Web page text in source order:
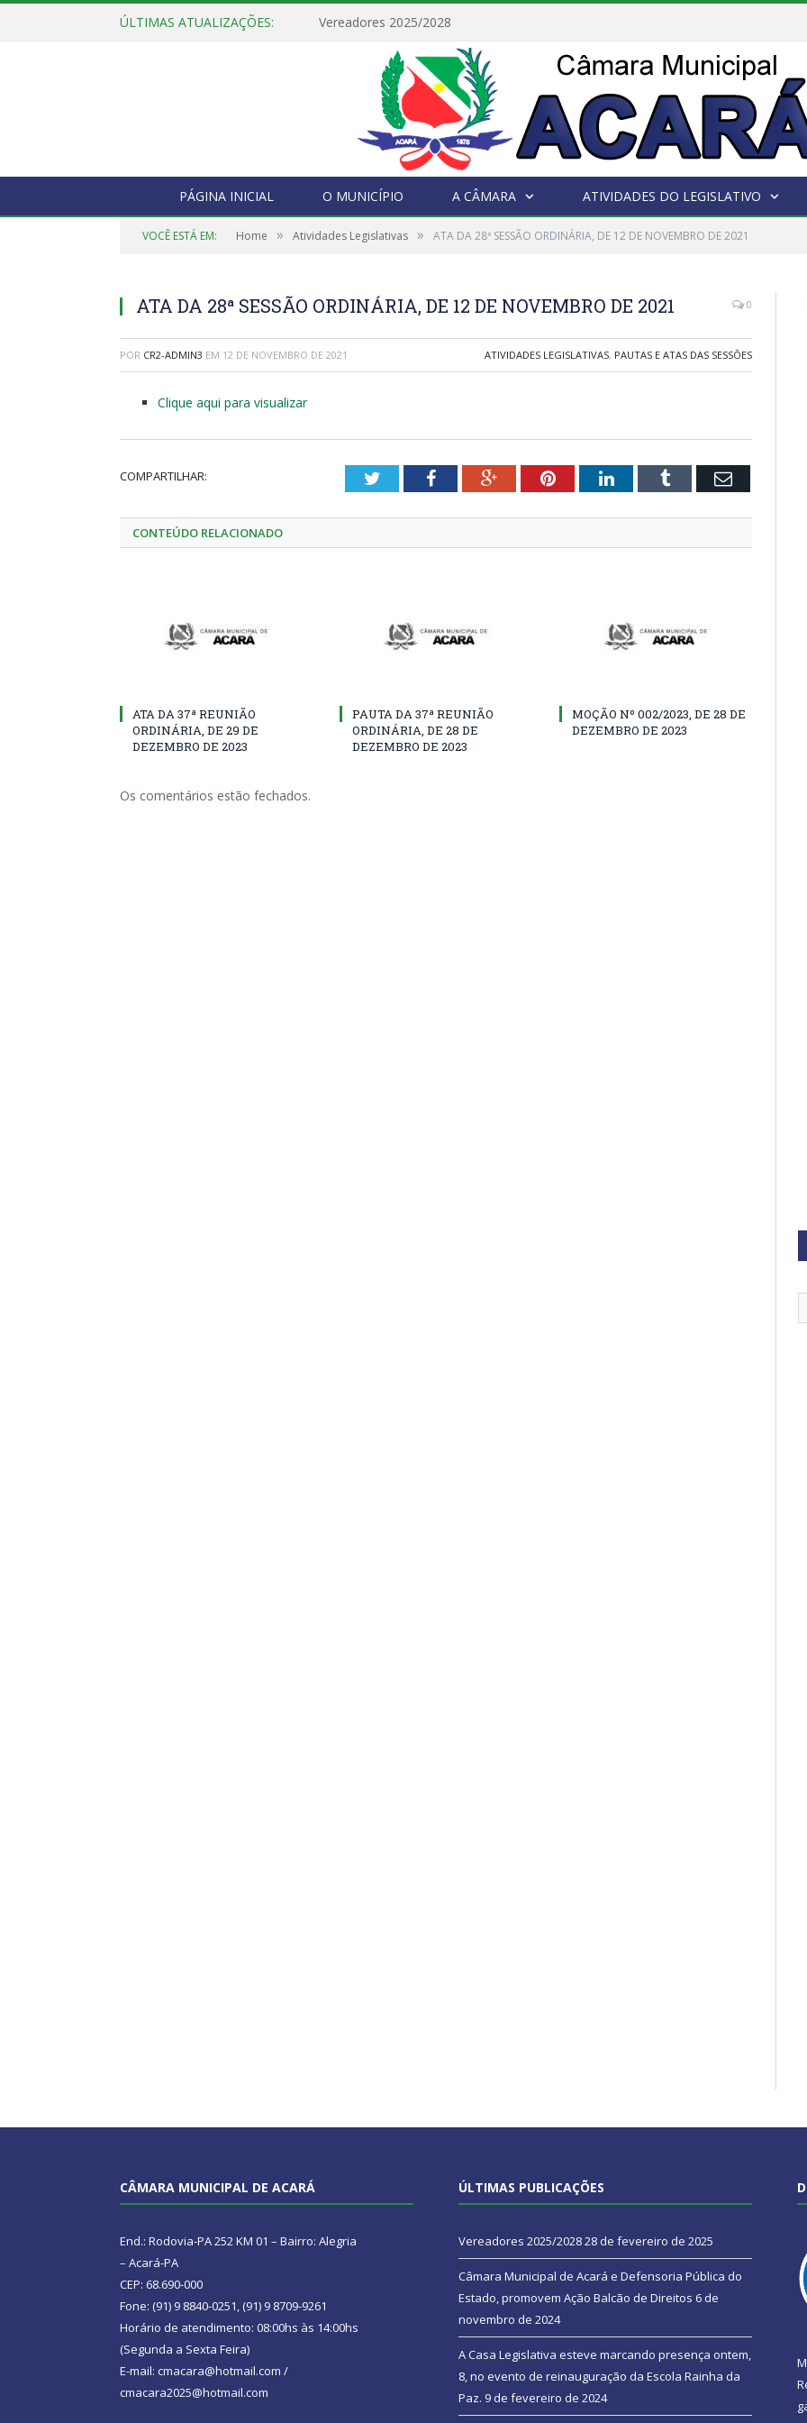
ÚLTIMAS ATUALIZAÇÕES: Vereadores 2025/2028
PÁGINA INICIAL O MUNICÍPIO A CÂMARA ATIVIDADES DO LEGISLATIVO
VOCÊ ESTÁ EM: Home » Atividades Legislativas » ATA DA 28ª SESSÃO ORDINÁRIA, DE 12 DE NOVEMBRO DE 2021
ATA DA 28ª SESSÃO ORDINÁRIA, DE 12 DE NOVEMBRO DE 2021 0
POR CR2-ADMIN3 EM 12 DE NOVEMBRO DE 2021 ATIVIDADES LEGISLATIVAS, PAUTAS E ATAS DAS SESSÕES
Clique aqui para visualizar
COMPARTILHAR: TwitterFacebookGoogle+PinterestLinkedInTumblr Email
CONTEÚDO RELACIONADO
ATA DA 37ª REUNIÃO
ORDINÁRIA, DE 29 DE
DEZEMBRO DE 2023
PAUTA DA 37ª REUNIÃO
ORDINÁRIA, DE 28 DE
DEZEMBRO DE 2023
MOÇÃO Nº 002/2023, DE 28 DE
DEZEMBRO DE 2023
Os comentários estão fechados.
CÂMARA MUNICIPAL DE ACARÁ
End.: Rodovia-PA 252 KM 01 – Bairro: Alegria
– Acará-PA
CEP: 68.690-000
Fone: (91) 9 8840-0251, (91) 9 8709-9261
Horário de atendimento: 08:00hs às 14:00hs
(Segunda a Sexta Feira)
E-mail: cmacara@hotmail.com /
cmacara2025@hotmail.com
ÚLTIMAS PUBLICAÇÕES
Vereadores 2025/202828 de fevereiro de 2025
Câmara Municipal de Acará e Defensoria Pública do
Estado, promovem Ação Balcão de Direitos 6 de
novembro de 2024
A Casa Legislativa esteve marcando presença ontem,
8, no evento de reinauguração da Escola Rainha da
Paz. 9 de fevereiro de 2024